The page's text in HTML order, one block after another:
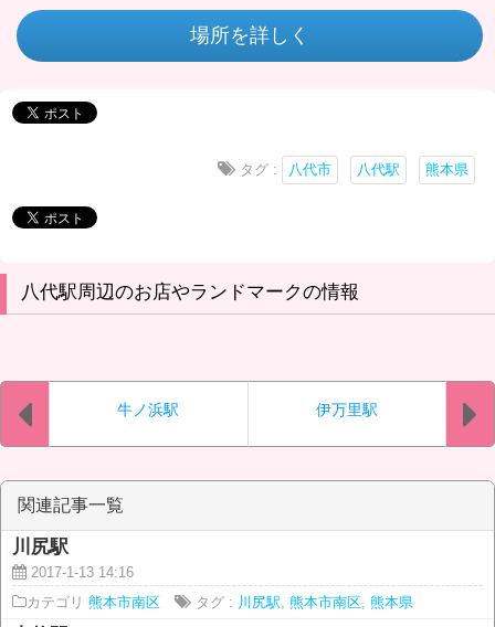
場所を詳しく
タグ : 八代市 八代駅 熊本県
八代駅周辺のお店やランドマークの情報
牛ノ浜駅 伊万里駅
関連記事一覧
川尻駅
2017-1-13 14:16
カテゴリ 熊本市南区 タグ : 川尻駅, 熊本市南区 , 熊本県